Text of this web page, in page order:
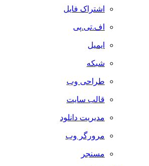
اشتراک فایل
اف.تی.پی
ایمیل
شبکه
طراحی وب
قالب سایت
مدیریت دانلود
مرورگر وب
مسنجر